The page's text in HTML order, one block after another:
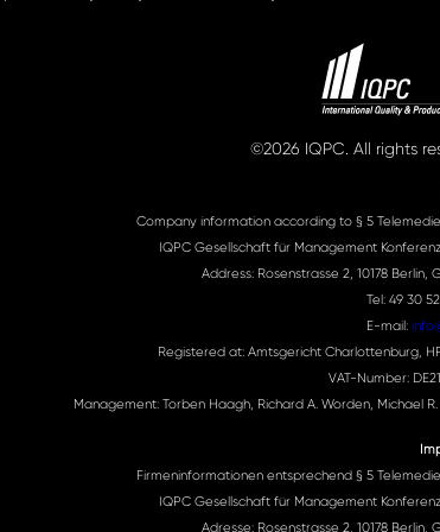
©2026 IQPC. All rights
Company information according to § 5
IQPC Gesellschaft für Management
Address: Rosenstrasse 2, 10178 Berlin,
Tel: 49 30
E-mail:
Registered at: Amtsgericht Charlottenburg,
VAT-Number:
Management: Torben Haagh, Richard A. Worden, Michael
Firmeninformationen entsprechend § 5
IQPC Gesellschaft für Management
Adresse: Rosenstrasse 2, 10178 Berlin,